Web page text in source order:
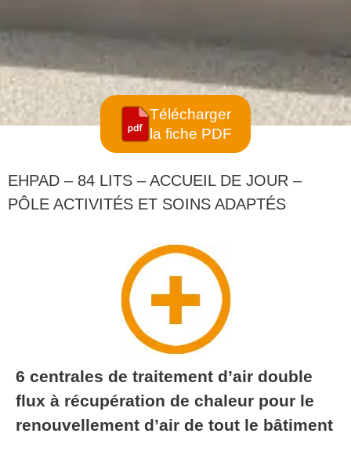
Télécharger
la fiche PDF
EHPAD – 84 LITS – ACCUEIL DE JOUR –
PÔLE ACTIVITÉS ET SOINS ADAPTÉS
6 centrales de traitement d’air double
flux à récupération de chaleur pour le
renouvellement d’air de tout le bâtiment